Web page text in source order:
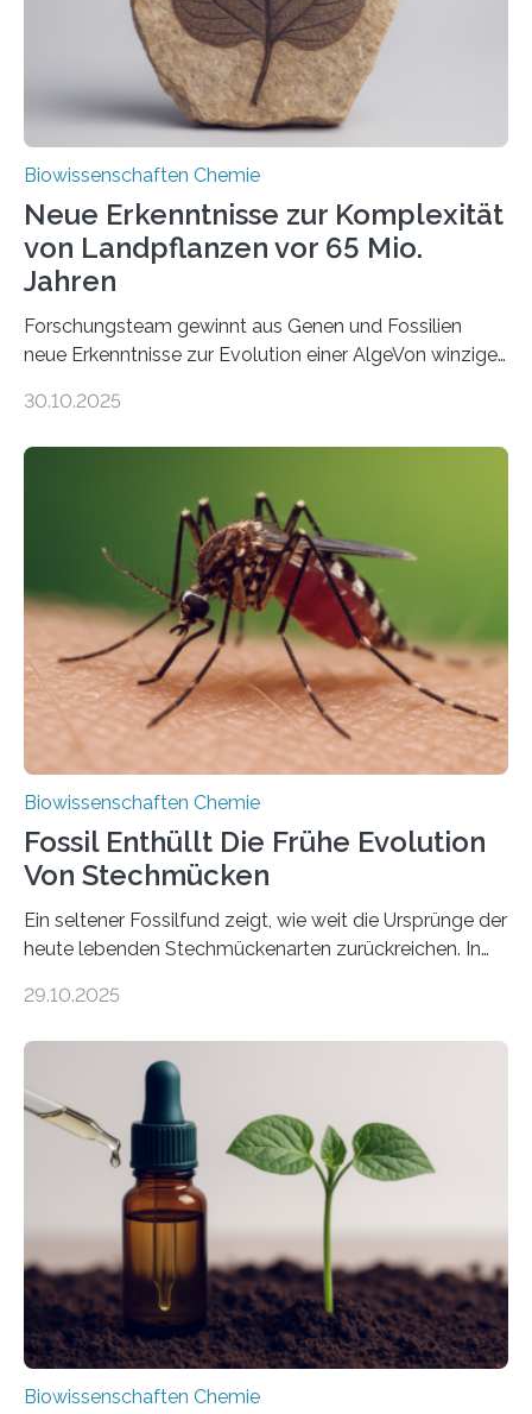
Studie wurde am 28. Oktober 2025 in der
Fachzeitschrift…
Biowissenschaften Chemie
Neue Erkenntnisse zur Komplexität
von Landpflanzen vor 65 Mio.
Jahren
Forschungsteam gewinnt aus Genen und Fossilien
neue Erkenntnisse zur Evolution einer AlgeVon winzigen
Landpflanzen zählen zu den komplexesten
Grünalgen, die vor Hunderten von Millionen Jahren
lebten. Unter den Vorfahren sticht eine Gruppe heraus,
die noch heute in der Natur vorkommt: die
Süßwasseralge Coleochaetophyceae. Einige Arten
dieser Gruppe bilden aus Zellfäden dichte Geflechte
mit scheibenförmiger Gestalt. Was auffällig ist: Die
nächsten…
30.10.2025
Biowissenschaften Chemie
Fossil Enthüllt Die Frühe Evolution
Von Stechmücken
Ein seltener Fossilfund zeigt, wie weit die Ursprünge der
heute lebenden Stechmückenarten zurückreichen. In
Forschende die bisher älteste bekannte Stechmücken-
Region Kachin in Myanmar und hat sich in
ausgezeichnetem Zustand erhalten. Es konnte als neue
Art einer neuen Gattung beschrieben werden und trägt
nun den Namen Cretosabethes primaevus. Dieser erste
fossile Nachweis einer Stechmückenlarve in Bernstein
stellt gleichzeitig den ersten Fossilfund einer
Mückenlarve aus dem Mesozoikum dar, denn…
29.10.2025
Biowissenschaften Chemie